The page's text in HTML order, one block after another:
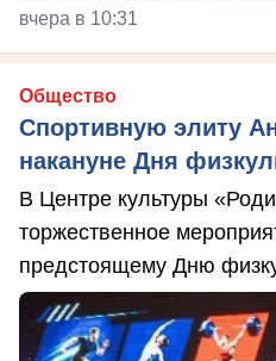
вчера в 10:31
Общество
Спортивную элиту
накануне Дня
В Центре культуры
торжественное
предстоящему Дню